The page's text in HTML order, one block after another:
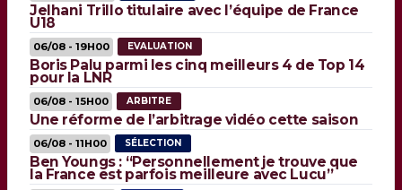
Jelhani Trillo titulaire avec l’équipe de France
U18
06/08 - 19H00 EVALUATION
Boris Palu parmi les cinq meilleurs 4 de Top 14
pour la LNR
06/08 - 15H00 ARBITRE
Une réforme de l’arbitrage vidéo cette saison
06/08 - 11H00 SÉLECTION
Ben Youngs : “Personnellement je trouve que
la France est parfois meilleure avec Lucu”